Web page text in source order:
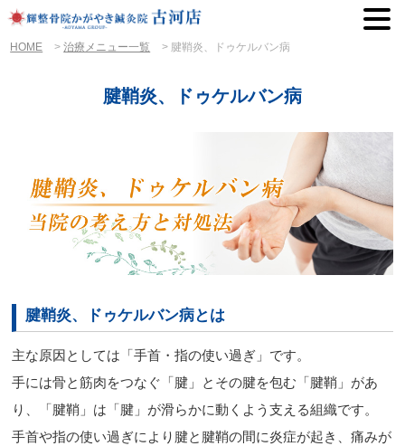
HOME >治療メニュー一覧 > 腱鞘炎、ドゥケルバン病
腱鞘炎、ドゥケルバン病
腱鞘炎、ドゥケルバン病とは
主な原因としては「手首・指の使い過ぎ」です。
手には骨と筋肉をつなぐ「腱」とその腱を包む「腱鞘」があ
り、「腱鞘」は「腱」が滑らかに動くよう支える組織です。
手首や指の使い過ぎにより腱と腱鞘の間に炎症が起き、痛みが